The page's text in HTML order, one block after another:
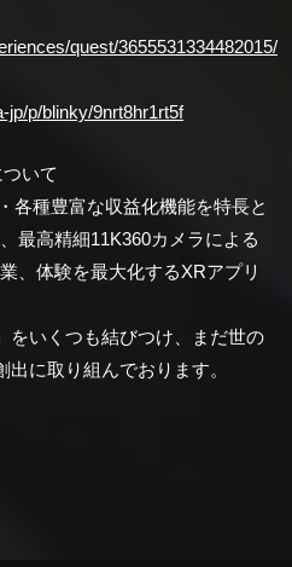
quest/3655531334482015/
jp/p/blinky/9nrt8hr1rt5f
いて
各種豊富な収益化機能を特長と
最高精細11K360カメラによる
、体験を最大化するXRアプリ
いくつも結びつけ、まだ世の
に取り組んでおります。